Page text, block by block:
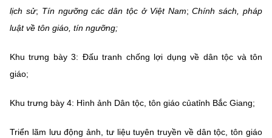
lịch sử; Tín ngưỡng các dân tộc ở Việt Nam;Chính sách, pháp
luật về tôn giáo, tín ngưỡng;
Khu trưng bày 3: Đấu tranh chống lợi dụng về dân tộc và tôn
giáo;
Khu trưng bày 4: Hình ảnh Dân tộc, tôn giáo củatỉnh Bắc Giang;
Triển lãm lưu động ảnh, tư liệu tuyên truyền về dân tộc, tôn giáo